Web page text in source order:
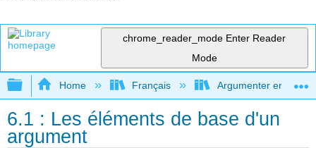
chrome_reader_mode Enter Reader
Mode
Expand/collapse global hierarchy
Home Français Argumenter en
6.1 : Les éléments de base d'un
argument